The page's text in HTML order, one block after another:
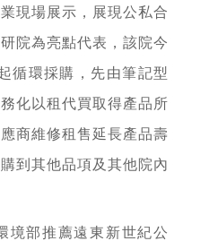
現場展示，展現公私合
院為亮點代表，該院今
循環採購，先由筆記型
化以租代買取得產品所
商維修租售延長產品壽
到其他品項及其他院內
境部推薦遠東新世紀公